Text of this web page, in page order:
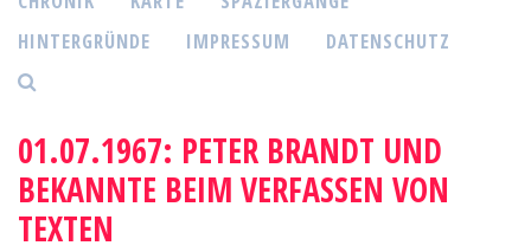
HINTERGRÜNDE
IMPRESSUM DATENSCHUTZ
01.07.1967: PETER BRANDT UND
BEKANNTE BEIM VERFASSEN VON
TEXTEN